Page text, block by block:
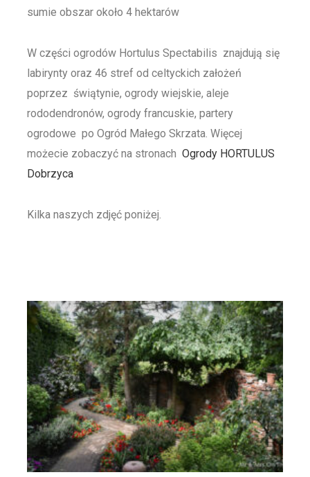
sumie obszar około 4 hektarów
W części ogrodów Hortulus Spectabilis znajdują się
labirynty oraz 46 stref od celtyckich założeń
poprzez świątynie, ogrody wiejskie, aleje
rododendronów, ogrody francuskie, partery
ogrodowe po Ogród Małego Skrzata. Więcej
możecie zobaczyć na stronach Ogrody HORTULUS
Dobrzyca
Kilka naszych zdjęć poniżej.